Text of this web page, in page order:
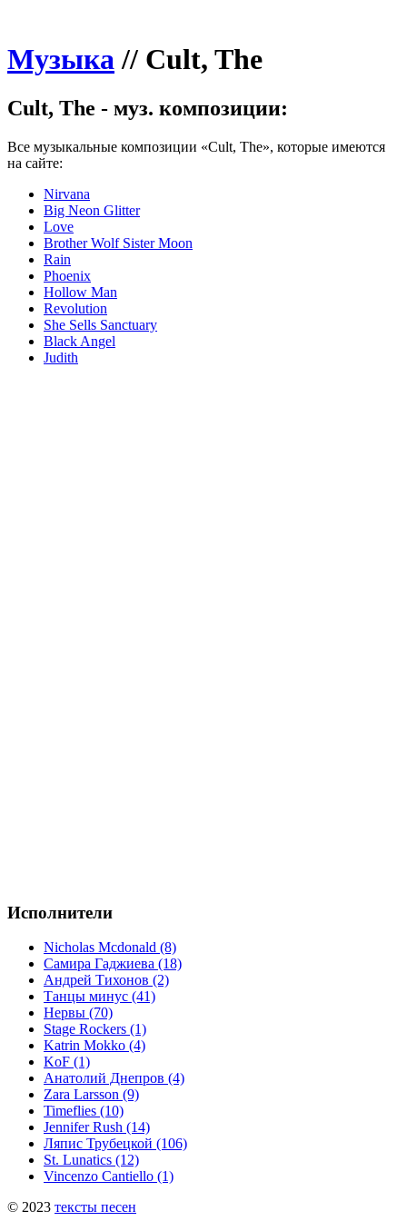
Музыка// Cult, The
Cult, The - муз. композиции:
Все музыкальные композиции «Cult, The», которые имеются
на сайте:
Nirvana
Big Neon Glitter
Love
Brother Wolf Sister Moon
Rain
Phoenix
Hollow Man
Revolution
She Sells Sanctuary
Black Angel
Judith
Исполнители
Nicholas Mcdonald (8)
Самира Гаджиева (18)
Андрей Тихонов (2)
Танцы минус (41)
Нервы (70)
Stage Rockers (1)
Katrin Mokko (4)
KoF (1)
Анатолий Днепров (4)
Zara Larsson (9)
Timeflies (10)
Jennifer Rush (14)
Ляпис Трубецкой (106)
St. Lunatics (12)
Vincenzo Cantiello (1)
© 2023 тексты песен